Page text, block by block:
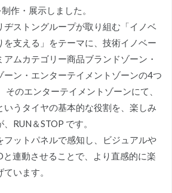
作・展示しました。
ヂストングループが取り組む「イノベ
を支える」をテーマに、技術イノベー
ムカテゴリー商品ブランドゾーン・
ーン・エンターテイメントゾーンの4つ
そのエンターテイメントゾーンにて、
いうタイヤの基本的な役割を、楽しみ
RUN＆STOP です。
フットパネルで感知し、ビジュアルや
連動させることで、より直感的に楽
います。